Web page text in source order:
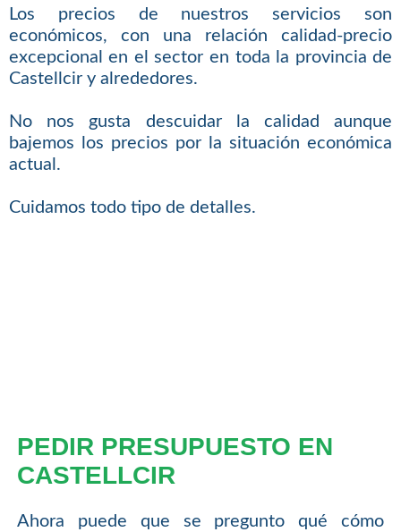
Los precios de nuestros servicios son
económicos, con una relación calidad-precio
excepcional en el sector en toda la provincia de
Castellcir y alrededores.
No nos gusta descuidar la calidad aunque
bajemos los precios por la situación económica
actual.
Cuidamos todo tipo de detalles.
PEDIR PRESUPUESTO EN
CASTELLCIR
Ahora puede que se pregunto qué cómo